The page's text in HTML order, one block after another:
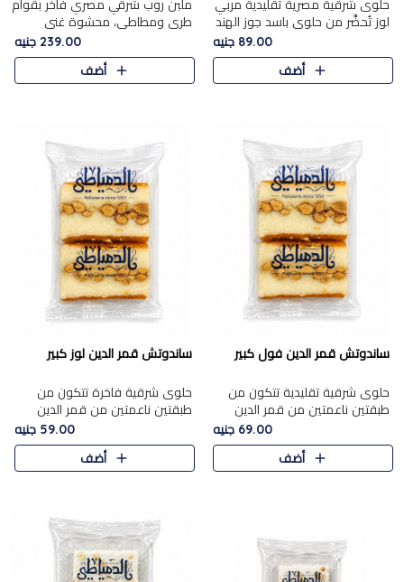
حلوى شرقية مصرية تقليدية مربي
لوز تُحضَّر من حلوى باسد جوز الهند
بقوام طري ومذاق غني، وتُزين
وتغطاه بقطع اللوز الفاخر التي
تضيف لمسة مميزة م..
89.00 جنيه
أضف
ملبن روب شرقي مصري فاخر بقوام
طري ومطاطي، محشوة غني
بسخاء بقطع عين الجمل واللوز
الفاخر التي تضيف قرمشة مميزة
ومرضية ونكهة ناتي غنية في كل
239.00 جنيه
أضف
ساندوتش قمر الدين فول كبير
حلوى شرقية تقليدية تتكون من
طبقتين ناعمتين من قمر الدين
الفاخر، تتوسطهما حشوة غنية من
الفول السوداني المحمص، لتجمع
بين حلاوة المشمش الطبيعية..
69.00 جنيه
أضف
ساندوتش قمر الدين لوز كبير
حلوى شرقية فاخرة تتكون من
طبقتين ناعمتين من قمر الدين
الفاخر، تتوسطهما حشوة غنية من
اللوز المحمص لتمنح مزيجًا متوازنًا
من النعومة والقرمشة. ..
59.00 جنيه
أضف